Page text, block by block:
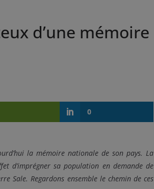
d’une mémoire
0
la mémoire nationale de son pays. La
d’imprégner sa population en demande de
Sale. Regardons ensemble le chemin de ces